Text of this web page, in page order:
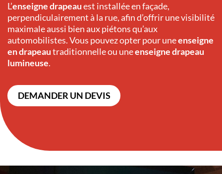
L’enseigne drapeauest installée en façade,
perpendiculairement à la rue, afin d’offrir une visibilité
maximale aussi bien aux piétons qu’aux
automobilistes. Vous pouvez opter pour uneenseigne
en drapeautraditionnelle ou uneenseigne drapeau
lumineuse.
DEMANDER UN DEVIS